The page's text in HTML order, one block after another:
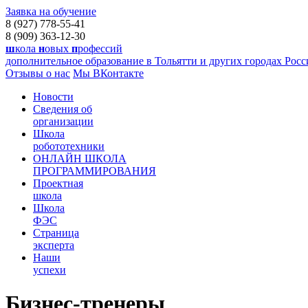
Заявка на обучение
8 (927) 778-55-41
8 (909) 363-12-30
школа новых профессий
дополнительное образование в Тольятти и других городах
Отзывы о нас Мы ВКонтакте
Новости
Сведения об
организации
Школа
робототехники
ОНЛАЙН ШКОЛА
ПРОГРАММИРОВАНИЯ
Проектная
школа
Школа
ФЭС
Страница
эксперта
Наши
успехи